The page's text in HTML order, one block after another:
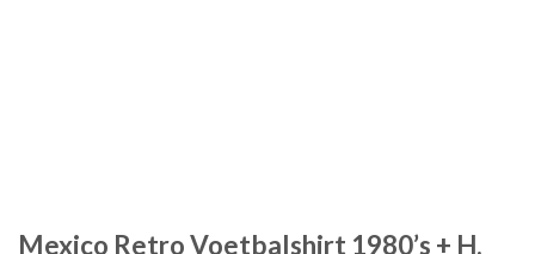
Mexico Retro Voetbalshirt 1980’s + H.